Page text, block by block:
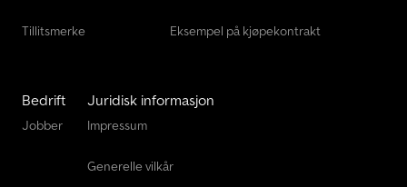
Tillitsmerke Eksempel på kjøpekontrakt
Bedrift
Jobber
Juridisk informasjon
Impressum
Generelle vilkår